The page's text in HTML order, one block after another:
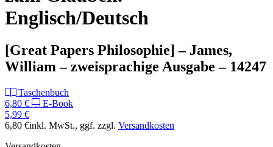
Englisch/Deutsch
[Great Papers Philosophie] – James,
William – zweisprachige Ausgabe – 14247
Taschenbuch
6,80 €
E-Book
5,99 €
6,80 €inkl. MwSt., ggf. zzgl. Versandkosten